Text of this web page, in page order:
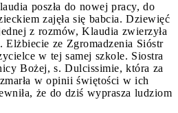
poszła do nowej pracy, do
zajęła się babcia. Dziewięć
z rozmów, Klaudia zwierzyła
Elżbiecie ze Zgromadzenia Sióstr
w tej samej szkole. Siostra
Bożej, s. Dulcissimie, która za
w opinii świętości w ich
że do dziś wyprasza ludziom